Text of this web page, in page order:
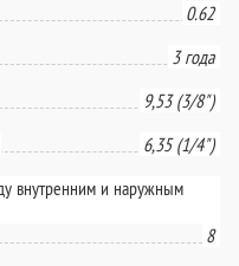
0.62
3 года
9,53 (3/8")
6,35 (1/4")
внутренним и наружным
8